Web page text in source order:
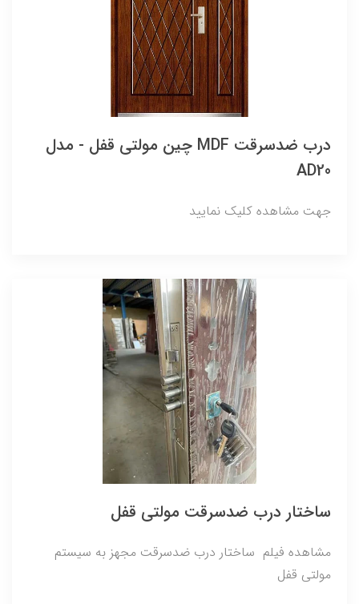
درب ضدسرقت MDF چین مولتی قفل - مدل
AD20
جهت مشاهده کلیک نمایید
ساختار درب ضدسرقت مولتی قفل
مشاهده فیلم ساختار درب ضدسرقت مجهز به سیستم
مولتی قفل